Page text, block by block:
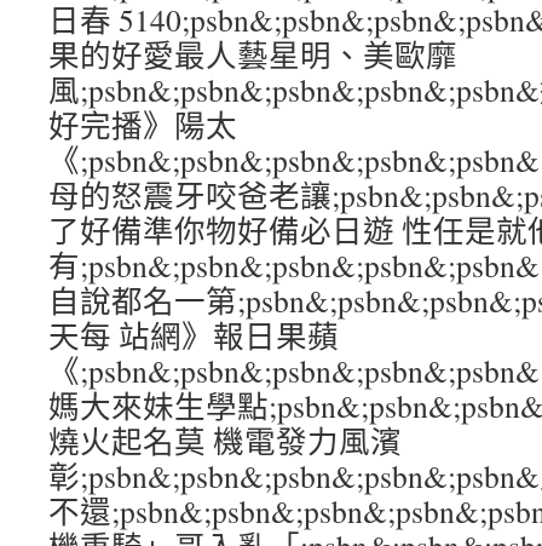
日春
果的好愛最人藝星明、美歐靡
風
好完播》陽太
《
母的怒震牙咬爸老讓
了好備準你物好備必日遊 性任是就
有
自說都名一第
天每 站網》報日果蘋
《
媽大來妹生學點
燒火起名莫 機電發力風濱
彰
不還